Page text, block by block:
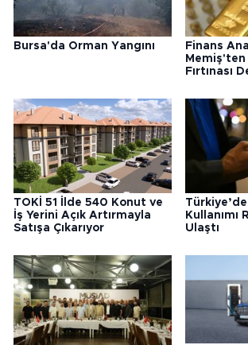
Bursa'da Orman Yangını
Finans
Memiş'ten
Fırtınası
TOKİ 51 İlde 540 Konut ve
İş Yerini Açık Artırmayla
Satışa Çıkarıyor
Kullanımı
Ulaştı